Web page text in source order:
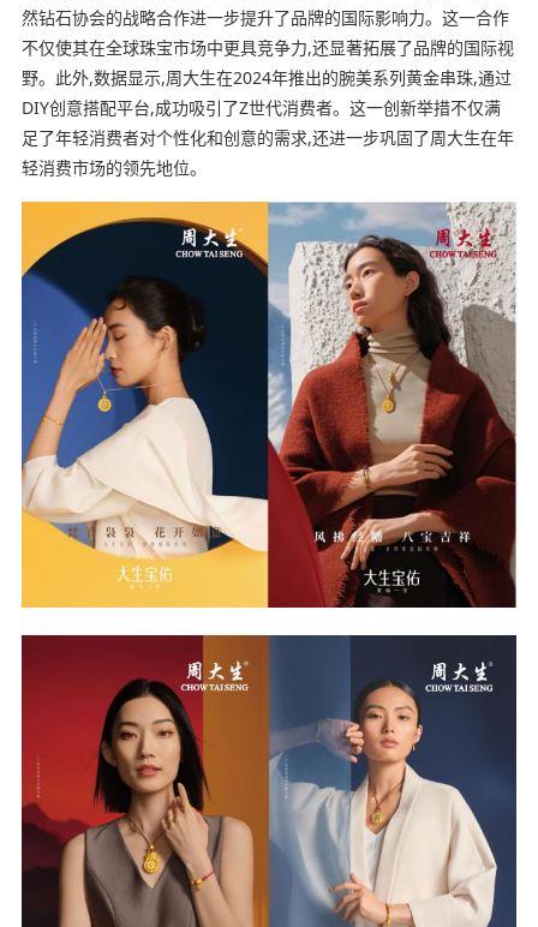
然钻石协会的战略合作进一步提升了品牌的国际影响力。这一合作
不仅使其在全球珠宝市场中更具竞争力,还显著拓展了品牌的国际视
野。此外,数据显示,周大生在2024年推出的腕美系列黄金串珠,通过
DIY创意搭配平台,成功吸引了Z世代消费者。这一创新举措不仅满
足了年轻消费者对个性化和创意的需求,还进一步巩固了周大生在年
轻消费市场的领先地位。